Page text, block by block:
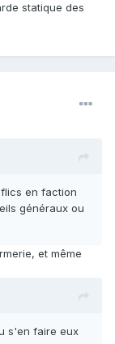
statique des
en faction
généraux ou
et même
s'en faire eux